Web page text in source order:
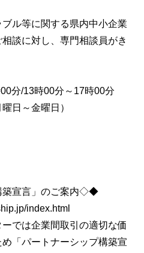
ル等に関する県内中小企業
談に対し、専門相談員がき
分/13時00分～17時00分
日～金曜日）
宣言」のご案内◇◆
index.html
では企業間取引の適切な価
「パートナーシップ構築宣